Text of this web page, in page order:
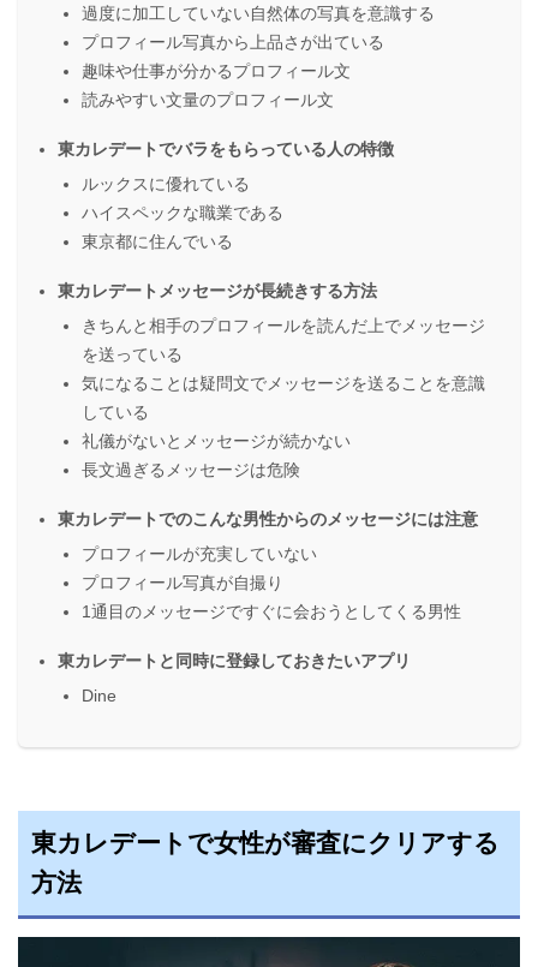
過度に加工していない自然体の写真を意識する
プロフィール写真から上品さが出ている
趣味や仕事が分かるプロフィール文
読みやすい文量のプロフィール文
東カレデートでバラをもらっている人の特徴
ルックスに優れている
ハイスペックな職業である
東京都に住んでいる
東カレデートメッセージが長続きする方法
きちんと相手のプロフィールを読んだ上でメッセージ
を送っている
気になることは疑問文でメッセージを送ることを意識
している
礼儀がないとメッセージが続かない
長文過ぎるメッセージは危険
東カレデートでのこんな男性からのメッセージには注意
プロフィールが充実していない
プロフィール写真が自撮り
1通目のメッセージですぐに会おうとしてくる男性
東カレデートと同時に登録しておきたいアプリ
Dine
東カレデートで女性が審査にクリアする
方法